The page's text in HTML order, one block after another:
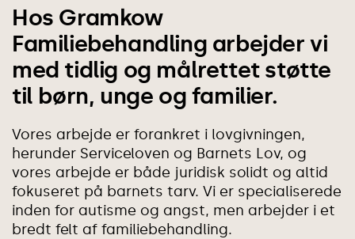
Hos Gramkow
Familiebehandling arbejder vi
med tidlig og målrettet støtte
til børn, unge og familier.
Vores arbejde er forankret i lovgivningen,
herunder Serviceloven og Barnets Lov, og
vores arbejde er både juridisk solidt og altid
fokuseret på barnets tarv. Vi er specialiserede
inden for autisme og angst, men arbejder i et
bredt felt af familiebehandling.